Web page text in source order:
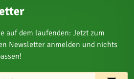
auf dem laufenden: Jetzt zum
Newsletter anmelden und nichts